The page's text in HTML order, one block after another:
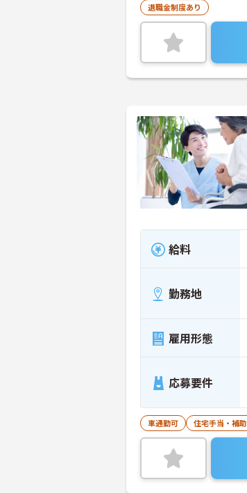
退職金制度あり
給料
勤務地
雇用形態
応募要件
車通勤可 住宅手当・補助